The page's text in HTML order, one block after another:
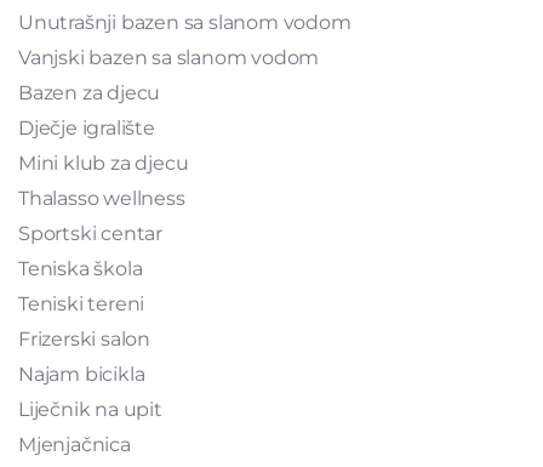
Unutrašnji bazen sa slanom vodom
Vanjski bazen sa slanom vodom
Bazen za djecu
Dječje igralište
Mini klub za djecu
Thalasso wellness
Sportski centar
Teniska škola
Teniski tereni
Frizerski salon
Najam bicikla
Liječnik na upit
Mjenjačnica